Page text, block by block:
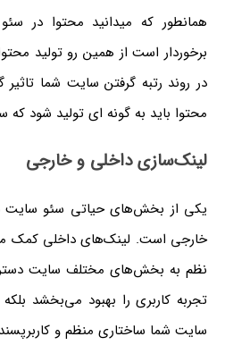
همانطور که میدانید محتوا در
برخوردار است از همین رو تولید
در روند رتبه گرفتن سایت شما تاثیر
محتوا باید به گونه ای تولید شود که
لینک‌سازی داخلی و خارجی
یکی از بخش‌های حیاتی سئو سایت
خارجی است. لینک‌های داخلی کمک
نظم به بخش‌های مختلف سایت
تجربه کاربری را بهبود می‌بخشد
سایت شما ساختاری منظم و کاربرپسند